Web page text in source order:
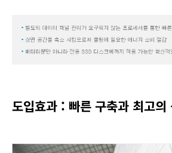
도입효과 : 빠른 구축과 최고의